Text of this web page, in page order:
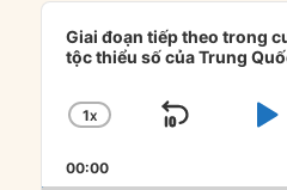
Audio
Player
Giai đoạn tiếp theo trong
tộc thiểu số của Trung
CHANGE
RATE
1X
SKIP
00:00